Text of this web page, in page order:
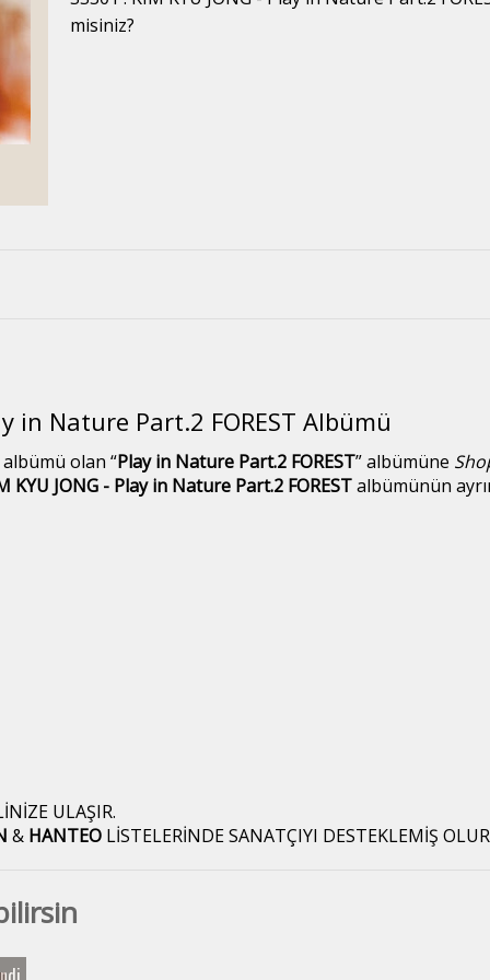
misiniz?
in Nature Part.2 FOREST Albümü
albümü olan “Play in Nature Part.2 FOREST” albümüne
KYU JONG - Play in Nature Part.2 FORESTalbümünün
ULAŞIR.
& HANTEO LİSTELERİNDE SANATÇIYI DESTEKLEMİŞ